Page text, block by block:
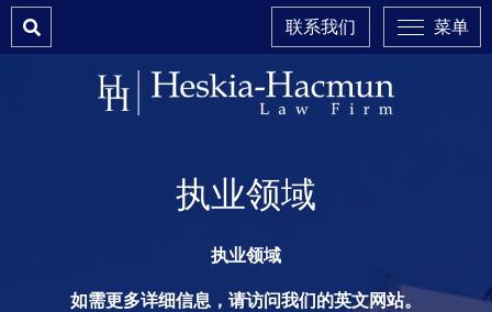
Search 菜单
联系我们
执业领域
执业领域
如需更多详细信息，请访问我们的英文网站。